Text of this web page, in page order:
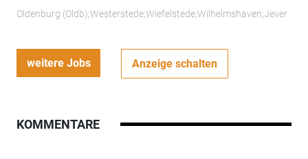
Oldenburg (Oldb);Westerstede;Wiefelstede;Wilhelmshaven;Jever
weitere Jobs Anzeige schalten
KOMMENTARE